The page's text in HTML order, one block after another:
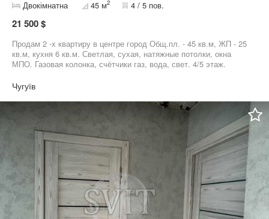
Двокімнатна 45 м2 4 / 5 пов.
21 500 $
Продам 2 -х квартиру в центре город Общ.пл. - 45 кв.м, ЖП - 25
кв.м, кухня 6 кв.м. Светлая, сухая, натяжные потолки, окна
МПО. Газовая колонка, счётчики газ, вода, свет. 4/5 этаж.
Чугуїв